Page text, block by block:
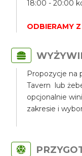
18:00 - 20:00
ODBIERAMY
Propozycje na
Tavern lub
opcjonalnie
zakresie i